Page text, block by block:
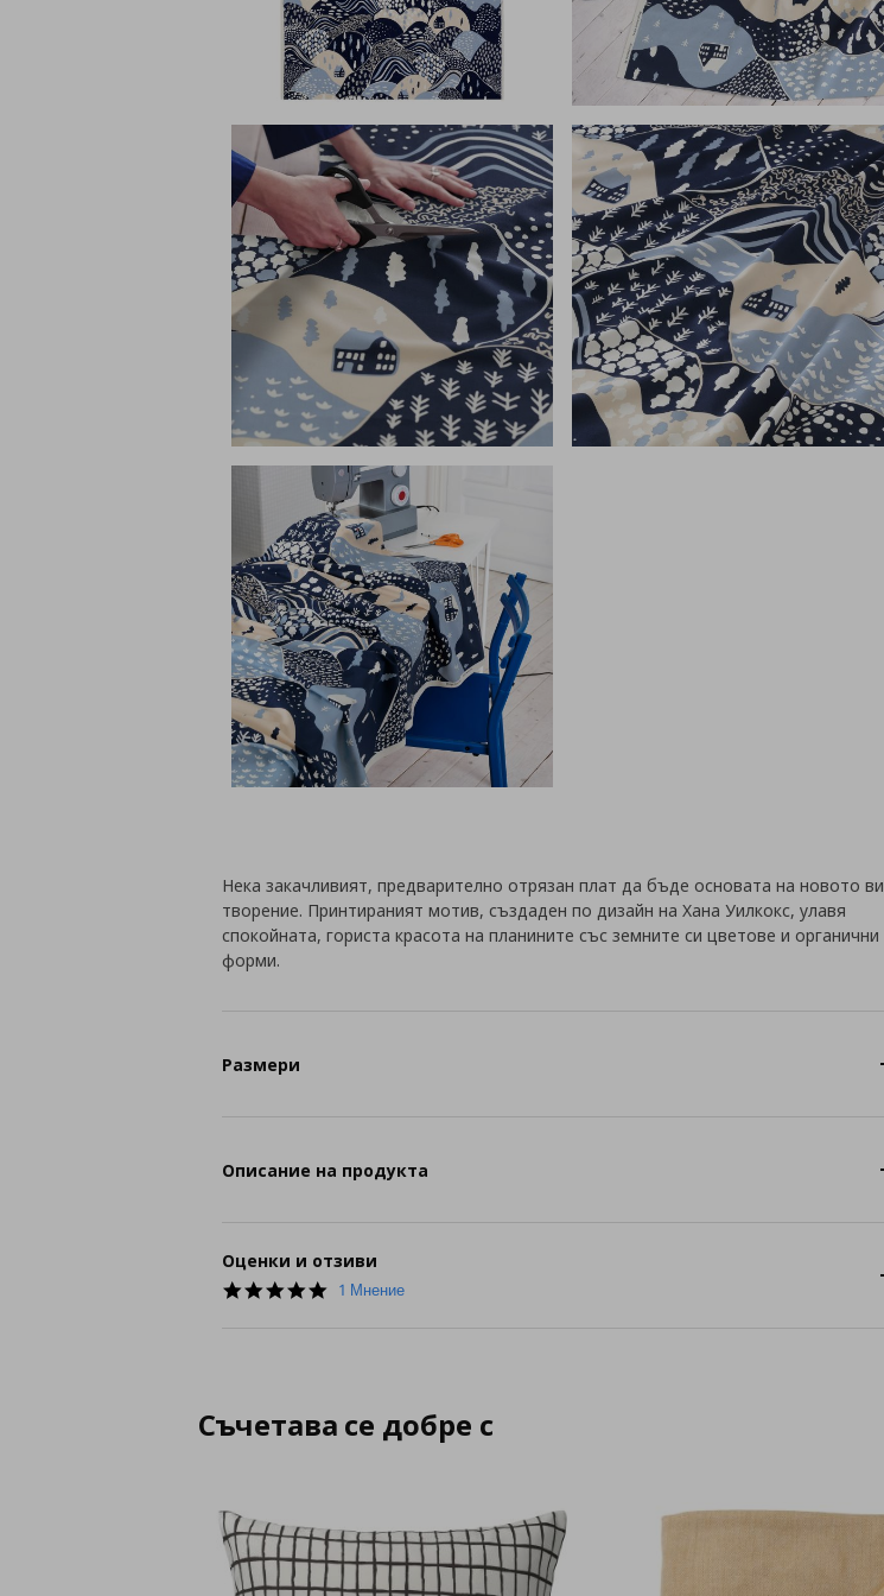
Нека закачливият, предварително отрязан плат да бъде основата на новото ви
творение. Принтираният мотив, създаден по дизайн на Хана Уилкокс, улавя
спокойната, гориста красота на планините със земните си цветове и органични
форми.
Размери
Описание на продукта
Оценки и отзиви
5.0
1 Мнение
Съчетава се добре с